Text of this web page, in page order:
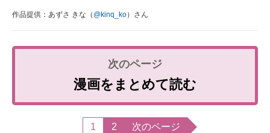
作品提供：あずさ きな（ @kinq_ko）さん
漫画をまとめて読む
1 2 次のページ